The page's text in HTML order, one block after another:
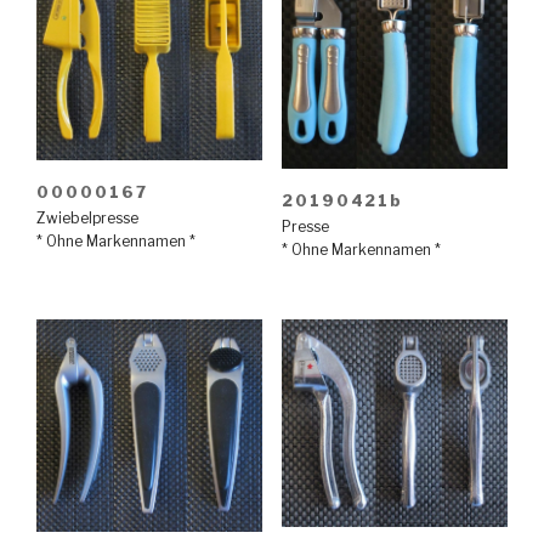
00000167
Zwiebelpresse
* Ohne Markennamen *
20190421b
Presse
* Ohne Markennamen *